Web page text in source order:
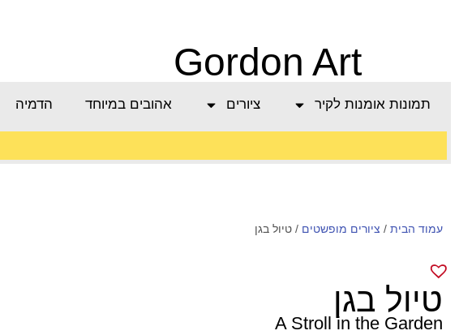
Gordon Art
תמונות אומנות לקיר ציורים אהובים במיוחד הדמיה
מעל 800 ש"ח
עמוד הבית / ציורים מופשטים / טיול בגן
טיול בגן
A Stroll in the Garden